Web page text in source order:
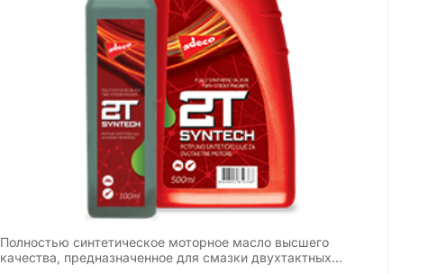
Полностью синтетическое моторное масло высшего
качества, предназначенное для смазки двухтактных…